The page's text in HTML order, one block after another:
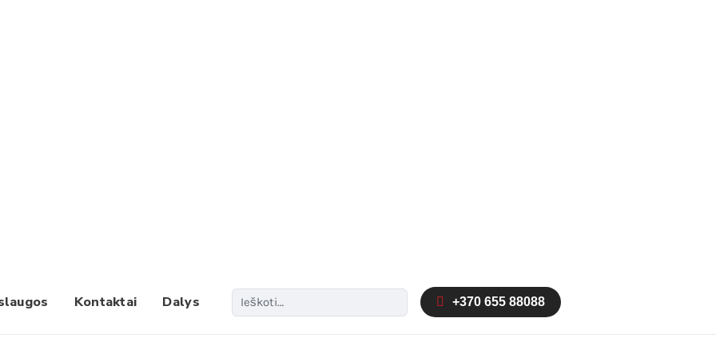
Kontaktai Dalys
Paieška
+370 655 88088